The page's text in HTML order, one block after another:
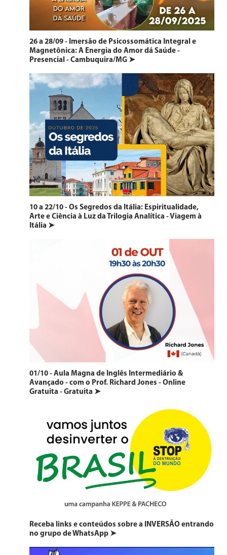
26 a 28/09 - Imersão de Psicossomática Integral e
Magnetônica: A Energia do Amor dá Saúde -
Presencial - Cambuquira/MG ➤
10 a 22/10 - Os Segredos da Itália: Espiritualidade,
Arte e Ciência à Luz da Trilogia Analítica - Viagem à
Itália ➤
01/10 - Aula Magna de Inglês Intermediário &
Avançado - com o Prof. Richard Jones - Online
Gratuita - Gratuita ➤
Receba links e conteúdos sobre a INVERSÃO entrando
no grupo de WhatsApp ➤